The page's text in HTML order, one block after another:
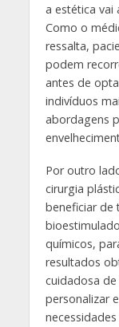
a estética vai
Como o
ressalta,
podem
antes de
indivíduos
abordagens
Por outro
cirurgia
beneficiar de
químicos,
resultados
cuidadosa de
personalizar